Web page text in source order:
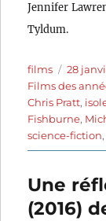
Jennifer
Tyldum.
Auteur
films
Publié
le
28
Films des
Chris Pratt,
Fishburne,
science-fiction
Une
(2016)